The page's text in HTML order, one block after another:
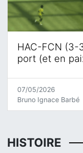
HAC-FCN (3-
port (et en
07/05/2026
Bruno Ignace Barbé
HISTOIRE